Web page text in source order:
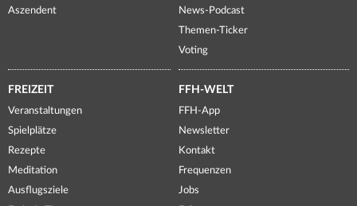
Aszendent
News-Podcast
Themen-Ticker
Voting
FREIZEIT
Veranstaltungen
Spielplätze
Rezepte
Meditation
Ausflugsziele
FFH-WELT
FFH-App
Newsletter
Kontakt
Frequenzen
Jobs